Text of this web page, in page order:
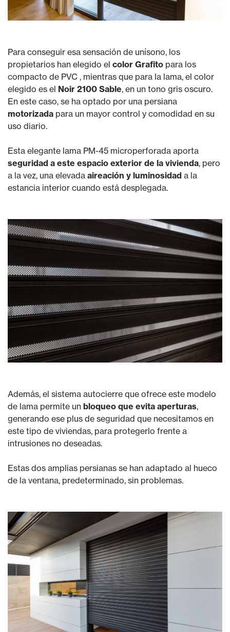
Para conseguir esa sensación de unísono, los
propietarios han elegido el color Grafito para los
compacto de PVC , mientras que para la lama, el color
elegido es el Noir 2100 Sable, en un tono gris oscuro.
En este caso, se ha optado por una persiana
motorizada para un mayor control y comodidad en su
uso diario.
Esta elegante lama PM-45 microperforada aporta
seguridad a este espacio exterior de la vivienda, pero
a la vez, una elevada aireación y luminosidad a la
estancia interior cuando está desplegada.
Además, el sistema autocierre que ofrece este modelo
de lama permite un bloqueo que evita aperturas,
generando ese plus de seguridad que necesitamos en
este tipo de viviendas, para protegerlo frente a
intrusiones no deseadas.
Estas dos amplias persianas se han adaptado al hueco
de la ventana, predeterminado, sin problemas.